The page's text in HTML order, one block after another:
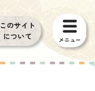
このサイト
について
メニュー